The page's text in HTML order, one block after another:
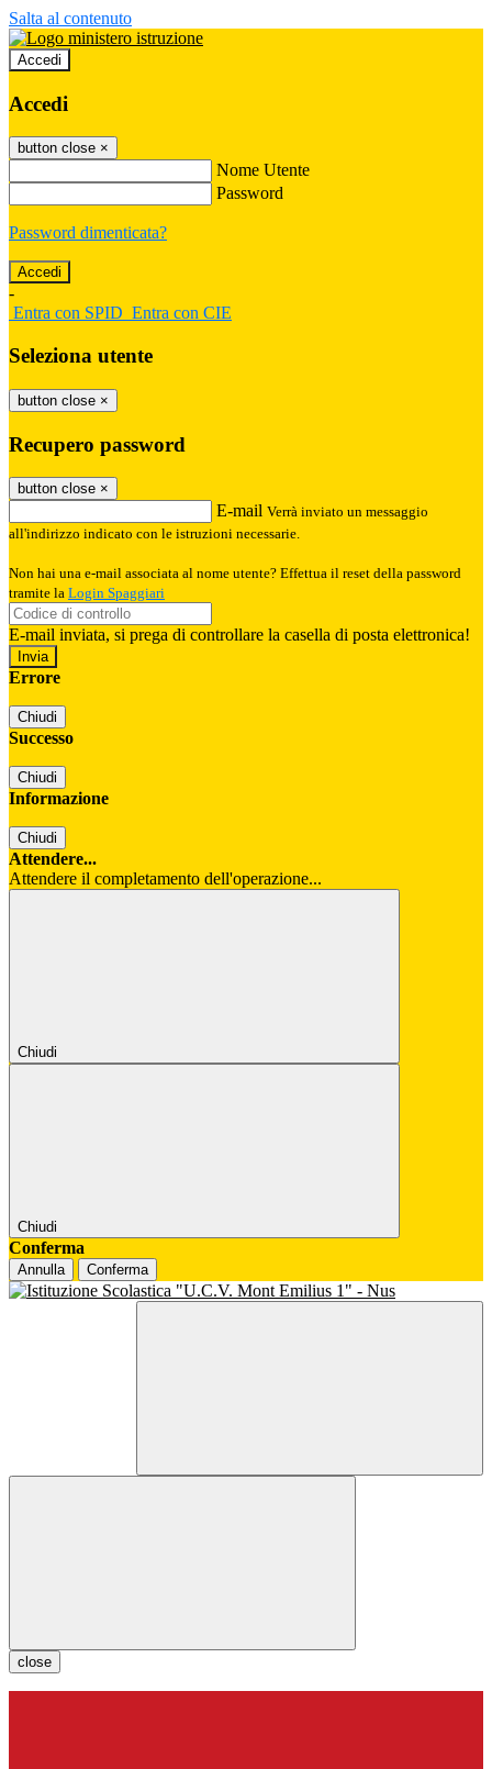
Salta al contenuto
Accedi
Accedi
button close ×
Nome Utente
Password
Password dimenticata?
-
Entra con SPID Entra con CIE
Seleziona utente
button close ×
Recupero password
button close ×
E-mail Verrà inviato un messaggio
all'indirizzo indicato con le istruzioni necessarie.
Non hai una e-mail associata al nome utente? Effettua il reset della password
tramite la Login Spaggiari
E-mail inviata, si prega di controllare la casella di posta elettronica!
Errore
Chiudi
Successo
Chiudi
Informazione
Chiudi
Attendere...
Attendere il completamento dell'operazione...
Chiudi
Chiudi
Conferma
Annulla Conferma
close